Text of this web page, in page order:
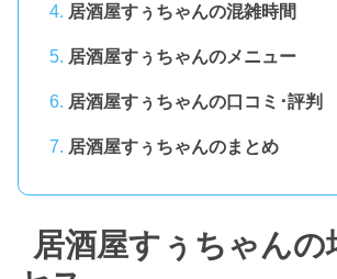
居酒屋すぅちゃんの混雑時間
居酒屋すぅちゃんのメニュー
居酒屋すぅちゃんの口コミ･評判
居酒屋すぅちゃんのまとめ
居酒屋すぅちゃんの